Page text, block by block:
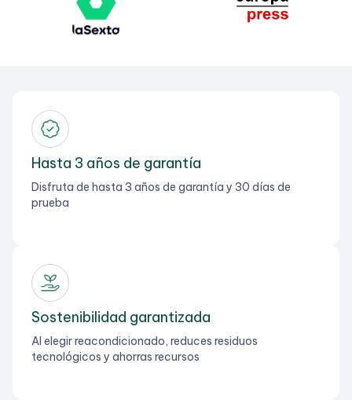
Hasta 3 años de garantía
Disfruta de hasta 3 años de garantía y 30 días de
prueba
Sostenibilidad garantizada
Al elegir reacondicionado, reduces residuos
tecnológicos y ahorras recursos